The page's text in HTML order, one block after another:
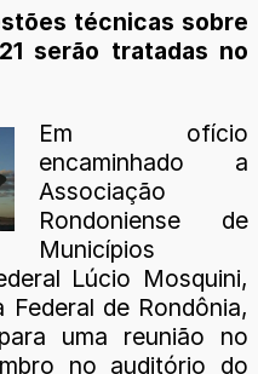
técnicas sobre
serão tratadas no
Em ofício
encaminhado a
Associação
Rondoniense de
Municípios
Lúcio Mosquini,
de Rondônia,
uma reunião no
no auditório do